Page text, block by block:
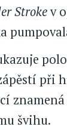
Strokev
při
švihu.